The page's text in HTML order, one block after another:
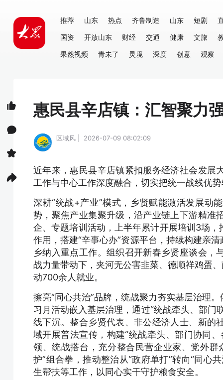
推荐 山东 热点 齐鲁制造 山东 短剧
国资
开放山东 财经 交通 健康 文旅
果然视频
青未了 灵境 深度 创意 观察
惠民县辛店镇：汇智聚力
区域风 | 2026-07-09 08:02:09
近年来，惠民县辛店镇紧扣服务经济社会发展
工作与中心工作深度融合，切实把统一战线优
深耕“统战+产业”模式，乡贤赋能激活发展动
势，聚焦产业集聚升级，沿产业链上下游精准
企、专题培训活动，上半年累计开展培训3场
作用，搭建“辛事心办”资源平台，持续构建亲
乡纳入重点工作。组织召开新春乡贤座谈会，
战力量带动下，夹河无公害韭菜、德顺祥鸡蛋
动700余人就业。
擦亮“同心共治”品牌，统战聚力夯实基层治理
习月活动嵌入基层治理，通过“统战牵头、部
线下沉。整合乡贤代表、非公经济人士、新的
域开展普法宣传，构建“统战牵头、部门协同
领、统战搭台，充分整合民营企业家、党外
护”组合拳，推动整治从“政府单打”转向“同心
生帮扶等工作，以同心实干守护粮食安全。